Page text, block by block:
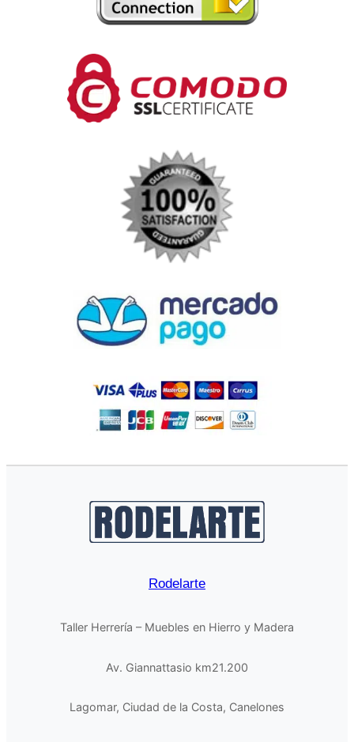
Rodelarte
Taller Herrería – Muebles en Hierro y Madera
Av. Giannattasio km21.200
Lagomar, Ciudad de la Costa, Canelones